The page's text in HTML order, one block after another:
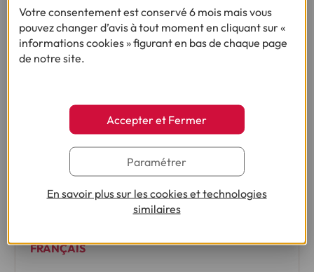
•11/05/2026 2min
FRANÇAIS
Votre consentement est conservé 6 mois mais vous
pouvez changer d’avis à tout moment en cliquant sur «
informations cookies » figurant en bas de chaque page
de notre site.
Accepter et Fermer
Paramétrer
En savoir plus sur les cookies et technologies
similaires